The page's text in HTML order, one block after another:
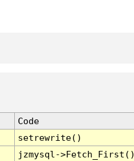
Code
setrewrite()
jzmysql-